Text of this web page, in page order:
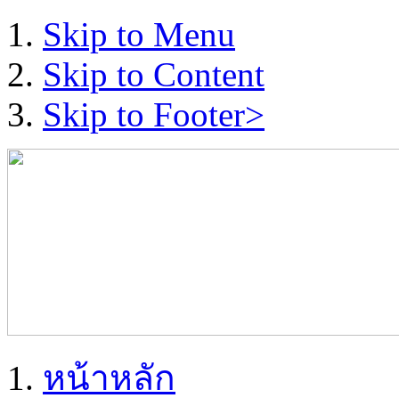
Skip to Menu
Skip to Content
Skip to Footer>
หน้าหลัก